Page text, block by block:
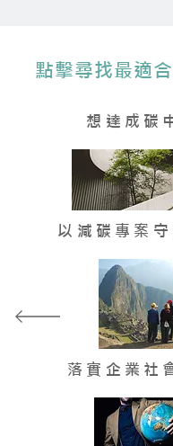
點擊尋找最適
想達成碳
以減碳專案
落實企業社